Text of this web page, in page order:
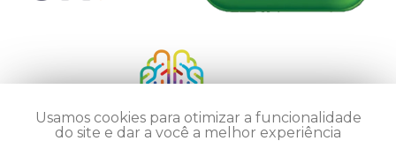
Usamos cookies para otimizar a funcionalidade
do site e dar a você a melhor experiência